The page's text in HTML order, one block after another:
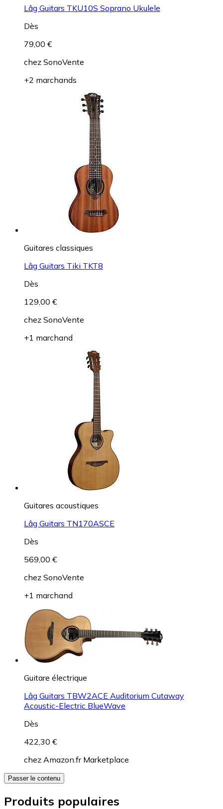
Lâg Guitars TKU10S Soprano Ukulele
Dès
79,00 €
chez SonoVente
+2 marchands
Guitares classiques
Lâg Guitars Tiki TKT8
Dès
129,00 €
chez SonoVente
+1 marchand
Guitares acoustiques
Lâg Guitars TN170ASCE
Dès
569,00 €
chez SonoVente
+1 marchand
Guitare électrique
Lâg Guitars TBW2ACE Auditorium Cutaway
Acoustic-Electric BlueWave
Dès
422,30 €
chez Amazon.fr Marketplace
Passer le contenu
Produits populaires